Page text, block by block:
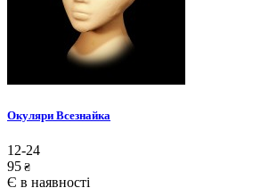
Окуляри Всезнайка
12-24
95 ₴
Є в наявності